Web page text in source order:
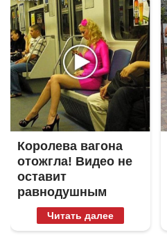
Королева вагона
отожгла! Видео не
оставит
равнодушным
Читать далее